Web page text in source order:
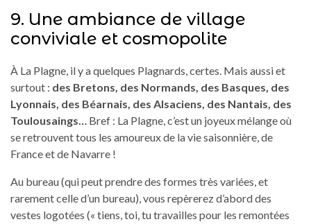
9. Une ambiance de village
conviviale et cosmopolite
À La Plagne, il y a quelques Plagnards, certes. Mais aussi et
surtout : des Bretons, des Normands, des Basques, des
Lyonnais, des Béarnais, des Alsaciens, des Nantais, des
Toulousaings… Bref : La Plagne, c’est un joyeux mélange où
se retrouvent tous les amoureux de la vie saisonnière, de
France et de Navarre !
Au bureau (qui peut prendre des formes très variées, et
rarement celle d’un bureau), vous repèrerez d’abord des
vestes logotées (« tiens, toi, tu travailles pour les remontées